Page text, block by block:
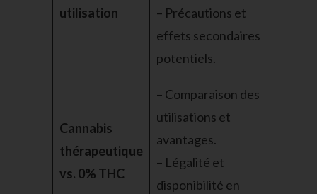
utilisation
– Précautions et
effets secondaires
potentiels.
Cannabis
thérapeutique
vs. 0% THC
– Comparaison des
utilisations et
avantages.
– Légalité et
disponibilité en